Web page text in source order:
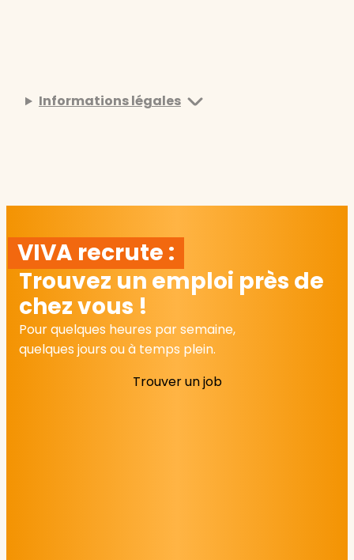
Informations légales
VIVA recrute :
Trouvez un emploi près de
chez vous !
Pour quelques heures par semaine,
quelques jours ou à temps plein.
Trouver un job